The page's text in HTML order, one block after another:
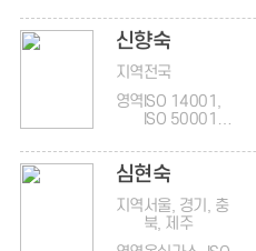
신향숙
지역전국
영역ISO 14001,
ISO 50001,
심현숙
지역서울, 경기, 충
북, 제주